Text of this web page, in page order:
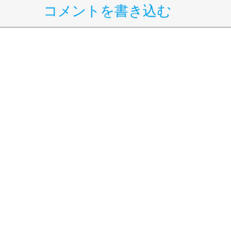
コメントを書き込む